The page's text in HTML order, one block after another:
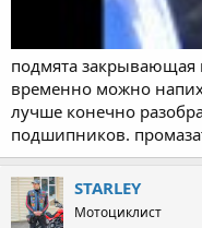
подмята закрывающая
временно можно
лучше конечно
подшипников.
STARLEY
Мотоциклист